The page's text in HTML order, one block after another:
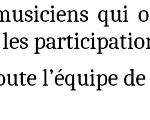
qui
l’équipe